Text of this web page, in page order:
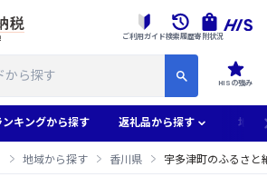
HISの強み
ご利用ガイド検索履歴寄附状況
ンキングから探す 返礼品から探す 地域
地域から探す 香川県 宇多津町のふるさと